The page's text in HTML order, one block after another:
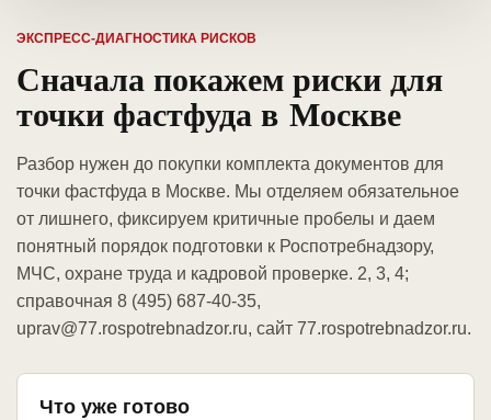
ЭКСПРЕСС-ДИАГНОСТИКА РИСКОВ
Сначала покажем риски для
точки фастфуда в Москве
Разбор нужен до покупки комплекта документов для
точки фастфуда в Москве. Мы отделяем обязательное
от лишнего, фиксируем критичные пробелы и даем
понятный порядок подготовки к Роспотребнадзору,
МЧС, охране труда и кадровой проверке. 2, 3, 4;
справочная 8 (495) 687-40-35,
uprav@77.rospotrebnadzor.ru, сайт 77.rospotrebnadzor.ru.
Что уже готово